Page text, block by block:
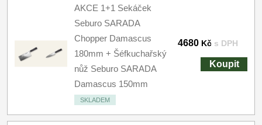
AKCE 1+1 Sekáček
Seburo SARADA
Chopper Damascus
180mm + Šéfkuchařský
nůž Seburo SARADA
Damascus 150mm
SKLADEM
4680 Kč s DPH
Koupit